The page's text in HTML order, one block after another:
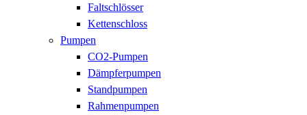
Faltschlösser
Kettenschloss
Pumpen
CO2-Pumpen
Dämpferpumpen
Standpumpen
Rahmenpumpen